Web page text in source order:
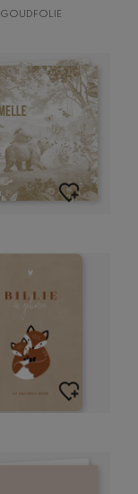
GOUDFOLIE